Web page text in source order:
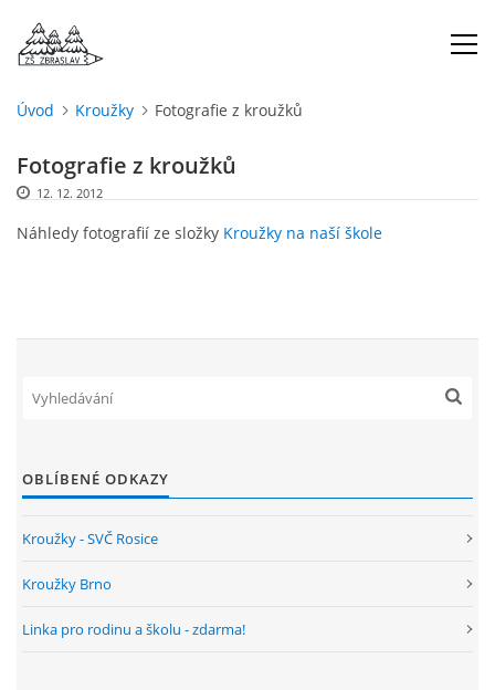
O NÁS
DOKUMENTY
ŠKOLSKÁ RADA
PROJEKTY
ENVIRONMENTÁLNÍ VÝCHOVA
Úvod Kroužky Fotografie z kroužků
Fotografie z kroužků
12. 12. 2012
Náhledy fotografií ze složky Kroužky na naší škole
OBLÍBENÉ ODKAZY
Kroužky - SVČ Rosice
Kroužky Brno
Linka pro rodinu a školu - zdarma!